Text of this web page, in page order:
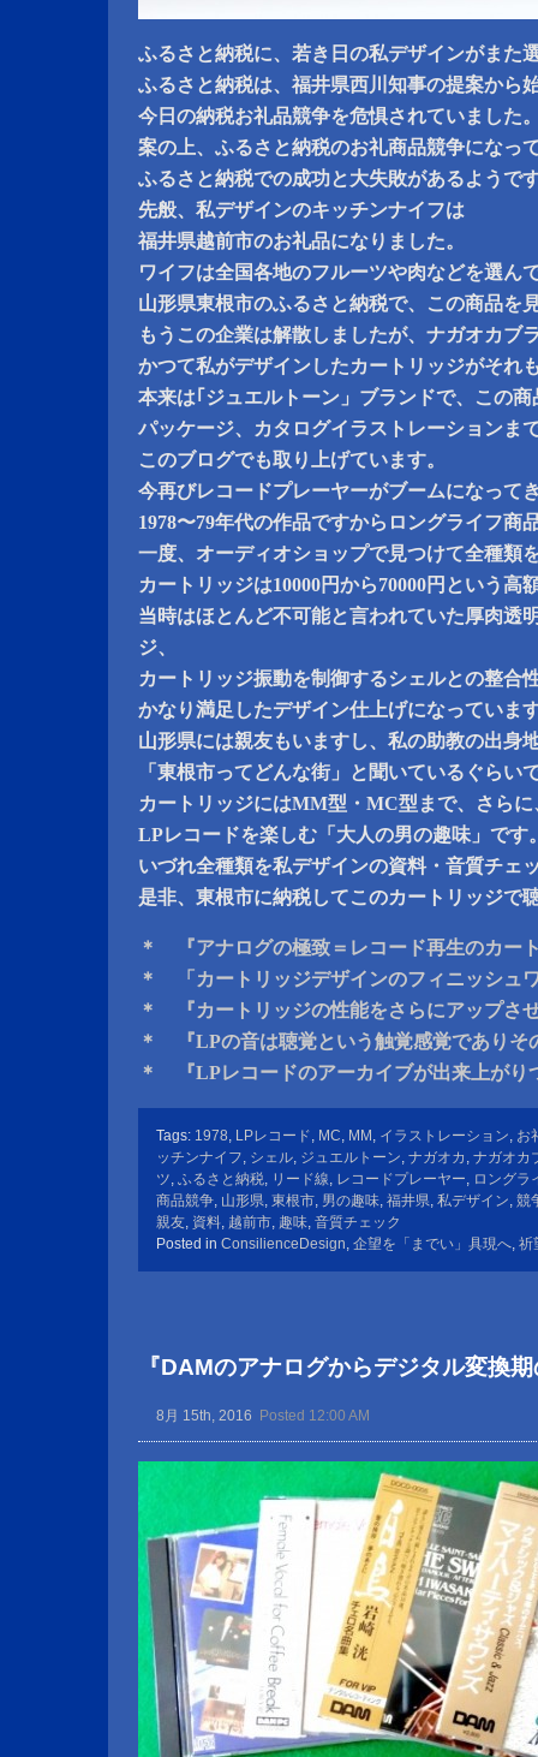
ふるさと納税に、若き日の私デザインがまた
ふるさと納税は、福井県西川知事の提案から
今日の納税お礼品競争を危惧されていました
案の上、ふるさと納税のお礼商品競争になっ
ふるさと納税での成功と大失敗があるようで
先般、私デザインのキッチンナイフは
福井県越前市のお礼品になりました。
ワイフは全国各地のフルーツや肉などを選ん
山形県東根市のふるさと納税で、この商品を
もうこの企業は解散しましたが、ナガオカブ
かつて私がデザインしたカートリッジがそれ
本来は｢ジュエルトーン」ブランドで、この
パッケージ、カタログイラストレーションま
このブログでも取り上げています。
今再びレコードプレーヤーがブームになって
1978〜79年代の作品ですからロングライフ商
一度、オーディオショップで見つけて全種類
カートリッジは10000円から70000円という高
当時はほとんど不可能と言われていた厚肉透
ジ、
カートリッジ振動を制御するシェルとの整合
かなり満足したデザイン仕上げになっていま
山形県には親友もいますし、私の助教の出身
「東根市ってどんな街」と聞いているぐらい
カートリッジにはMM型・MC型まで、さら
LPレコードを楽しむ「大人の男の趣味」です
いづれ全種類を私デザインの資料・音質チェ
是非、東根市に納税してこのカートリッジで
＊ 『アナログの極致＝レコード再生のカー
＊ 「カートリッジデザインのフィニッシュ
＊ 『カートリッジの性能をさらにアップさ
＊ 『LPの音は聴覚という触覚感覚でありそ
＊ 『LPレコードのアーカイブが出来上がり
Tags: 1978, LPレコード, MC, MM , イラストレーション, お
ッチンナイフ, シェル, ジュエルトーン, ナガオカ , ナガオカ
ツ, ふるさと納税, リード線, レコードプレーヤー, ロングラ
商品競争, 山形県, 東根市, 男の趣味, 福井県, 私デザイン, 競
親友, 資料, 越前市, 趣味, 音質チェック
Posted in ConsilienceDesign, 企望を「までい」具現へ, 祈
『DAMのアナログからデジタル変換
8月 15th, 2016 Posted 12:00 AM